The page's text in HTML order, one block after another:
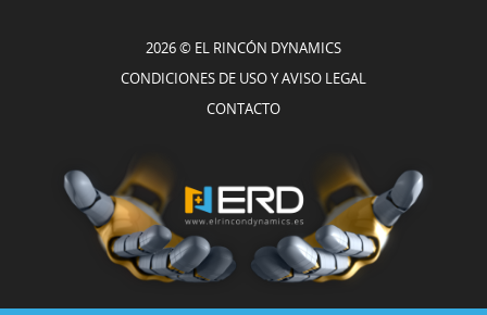
2026 © EL RINCÓN DYNAMICS
CONDICIONES DE USO Y AVISO LEGAL
CONTACTO